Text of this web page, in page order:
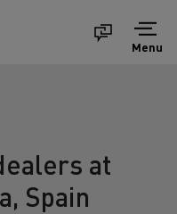
Menu
at
Spain